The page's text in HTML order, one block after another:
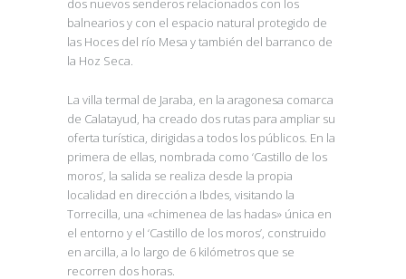
dos nuevos senderos relacionados con los
balnearios y con el espacio natural protegido de
las Hoces del río Mesa y también del barranco de
la Hoz Seca.
La villa termal de Jaraba, en la aragonesa comarca
de Calatayud, ha creado dos rutas para ampliar su
oferta turística, dirigidas a todos los públicos. En la
primera de ellas, nombrada como ‘Castillo de los
moros’, la salida se realiza desde la propia
localidad en dirección a Ibdes, visitando la
Torrecilla, una «chimenea de las hadas» única en
el entorno y el ‘Castillo de los moros’, construido
en arcilla, a lo largo de 6 kilómetros que se
recorren dos horas.